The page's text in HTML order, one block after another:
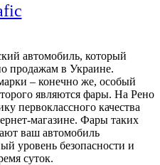
автомобиль, который
продажам в Украине.
– конечно же, особый
являются фары. На Рено
первоклассного качества
магазине. Фары таких
ваш автомобиль
уровень безопасности и
суток.